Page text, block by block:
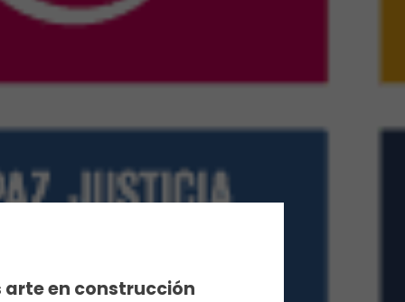
arte en construcción